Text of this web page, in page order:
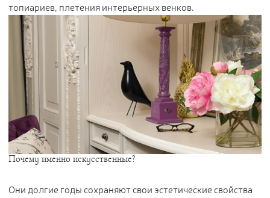
топиариев, плетения интерьерных венков.
Почему именно искусственные?
Они долгие годы сохраняют свои эстетические свойства